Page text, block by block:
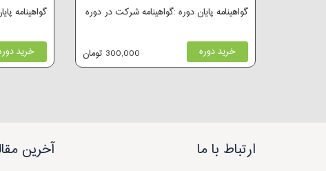
گواهینامه
خرید
گواهینامه پایان دوره :گواهینامه شرکت در دوره
خرید دوره 300,000 تومان
ارتباط با ما آخرین